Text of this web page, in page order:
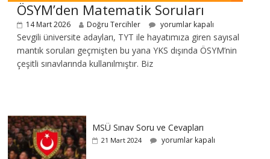
ÖSYM’den Matematik Soruları
14 Mart 2026 Doğru Tercihler yorumlar kapalı
Sevgili üniversite adayları, TYT ile hayatımıza giren sayısal
mantık soruları geçmişten bu yana YKS dışında ÖSYM’nin
çeşitli sınavlarında kullanılmıştır. Biz
MSÜ Sınav Soru ve Cevapları
21 Mart 2024 yorumlar kapalı